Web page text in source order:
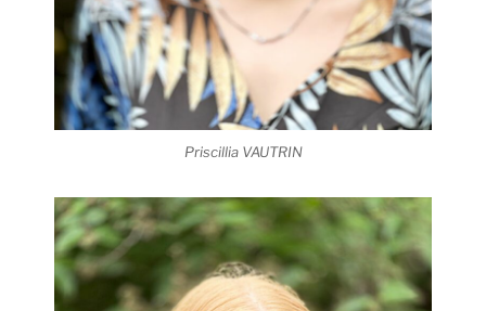
Priscillia VAUTRIN